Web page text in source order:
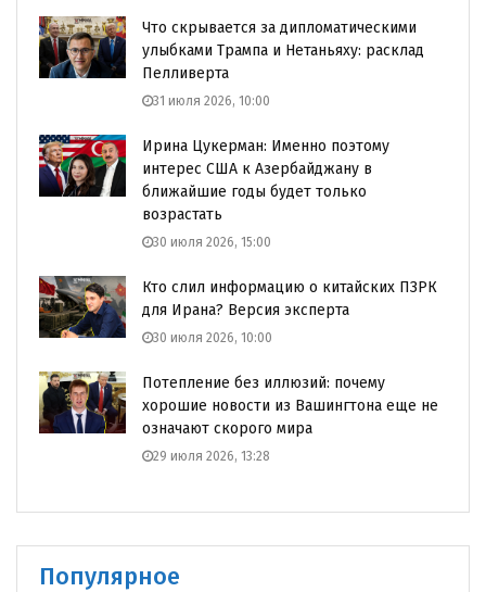
Что скрывается за дипломатическими
улыбками Трампа и Нетаньяху: расклад
Пелливерта
31 июля 2026, 10:00
Ирина Цукерман: Именно поэтому
интерес США к Азербайджану в
ближайшие годы будет только
возрастать
30 июля 2026, 15:00
Кто слил информацию о китайских ПЗРК
для Ирана? Версия эксперта
30 июля 2026, 10:00
Потепление без иллюзий: почему
хорошие новости из Вашингтона еще не
означают скорого мира
29 июля 2026, 13:28
Популярное